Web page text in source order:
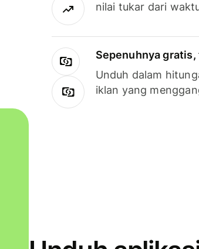
nilai tukar dari
Sepenuhnya gratis,
Unduh dalam
iklan yang